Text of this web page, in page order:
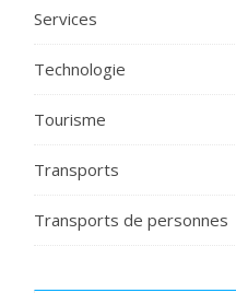
Services
Technologie
Tourisme
Transports
Transports de personnes